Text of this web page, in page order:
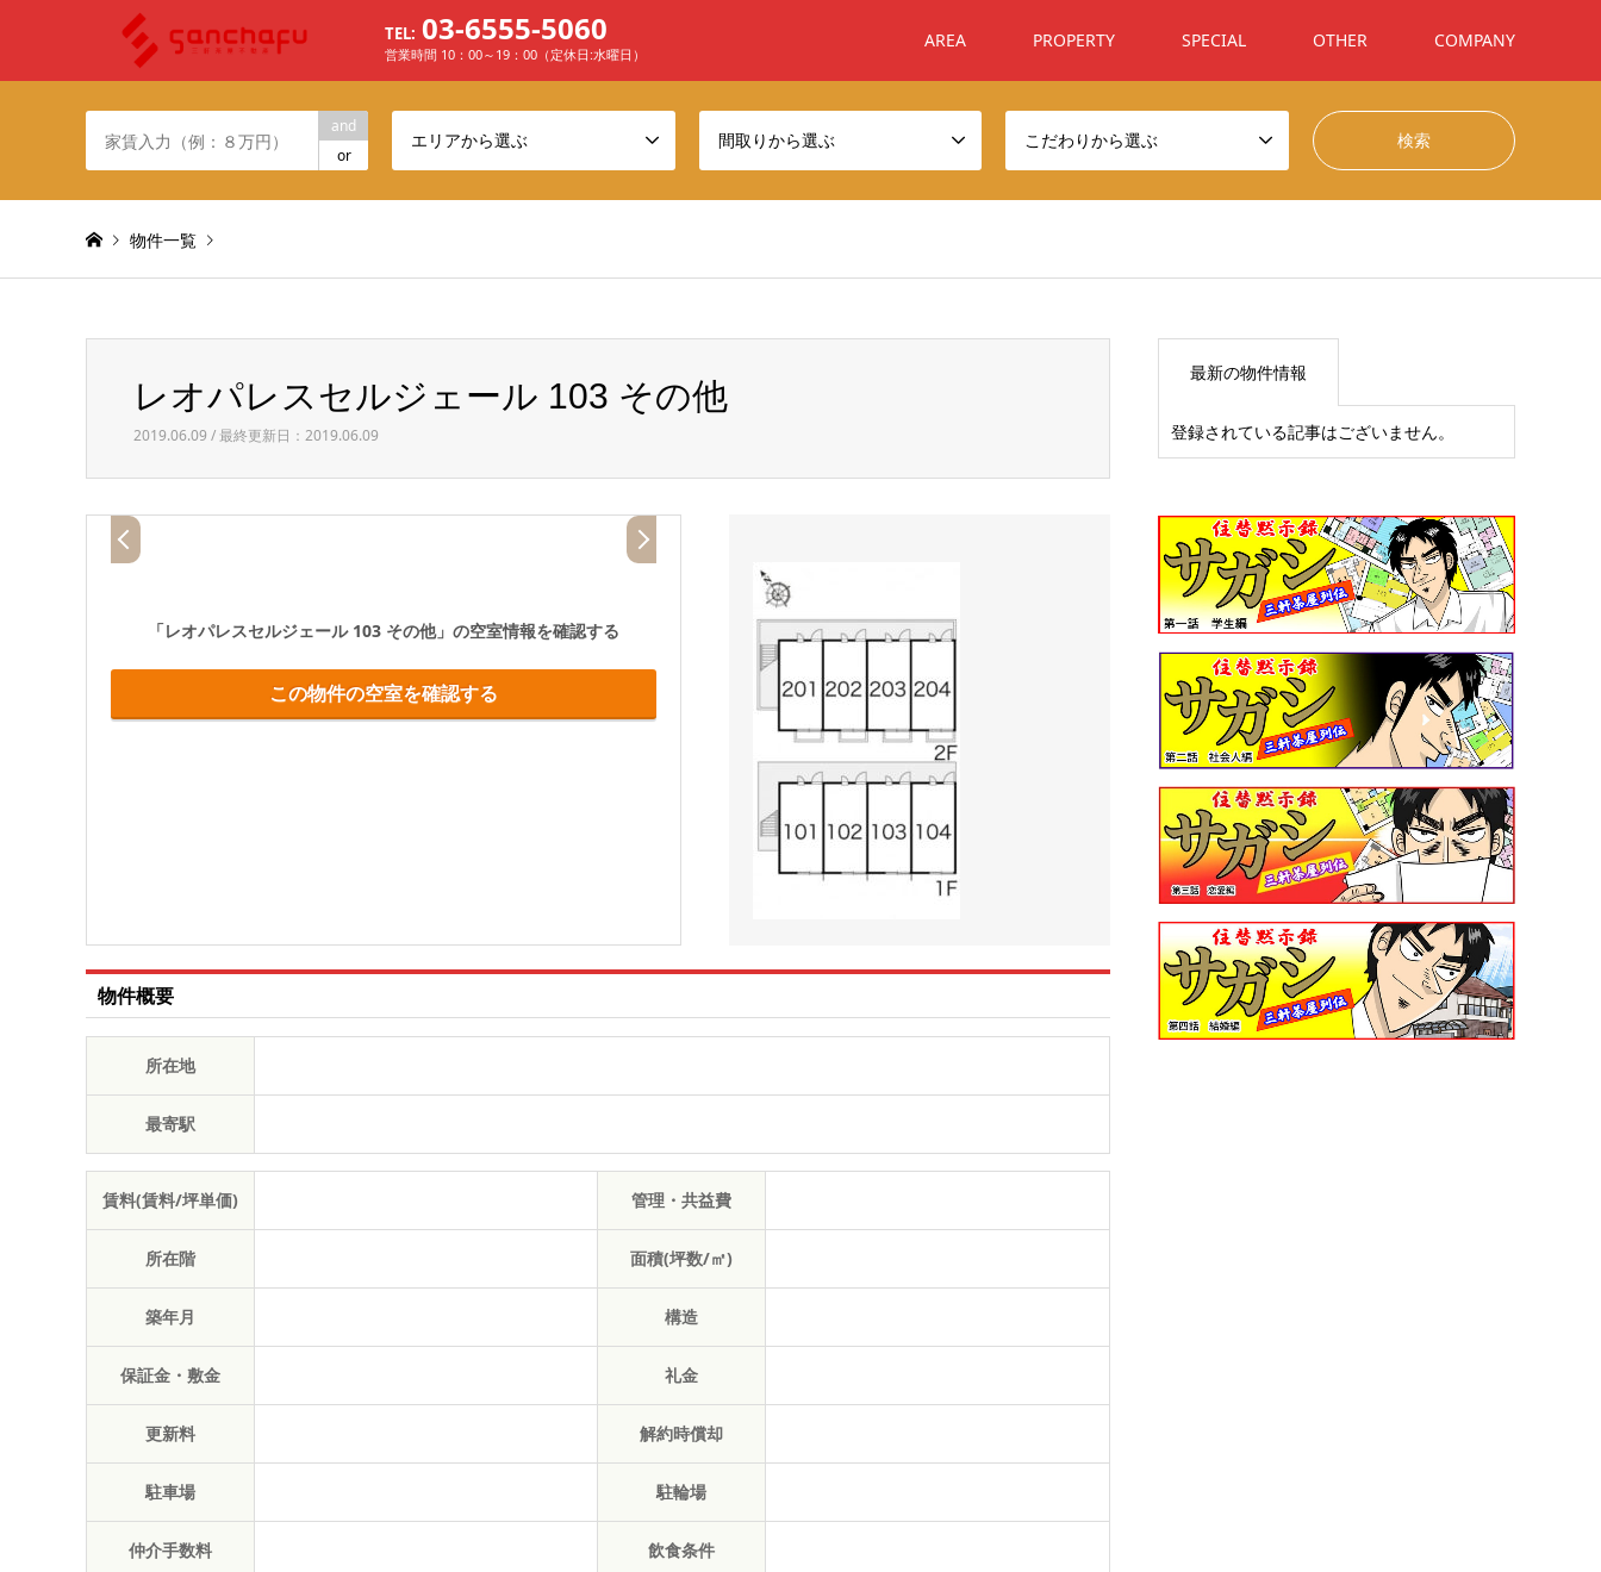
TEL: 03-6555-5060
営業時間 10：00～19：00（定休日:水曜日）
AREA PROPERTY SPECIAL OTHER COMPANY
and
or
エリアから選ぶ 間取りから選ぶ こだわりから選ぶ
物件一覧
レオパレスセルジェール 103 その他
レオパレスセルジェール 103 その他
2019.06.09 / 最終更新日：2019.06.09
「レオパレスセルジェール 103 その他」 の空室情報を確認する
この物件の空室を確認する
物件概要
所在地
最寄駅
賃料(賃料/坪単価) 管理・共益費
所在階 面積(坪数/㎡)
築年月 構造
保証金・敷金 礼金
更新料 解約時償却
駐車場 駐輪場
仲介手数料 飲食条件
最新の物件情報
登録されている記事はございません。